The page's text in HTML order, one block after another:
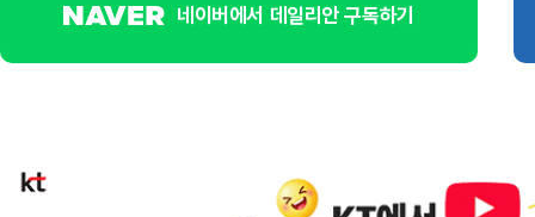
네이버에서 데일리안 구독하기